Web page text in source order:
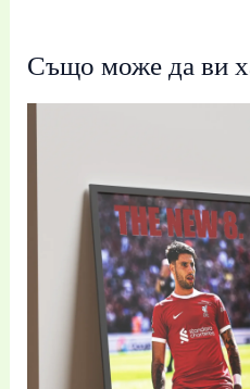
Също може да ви